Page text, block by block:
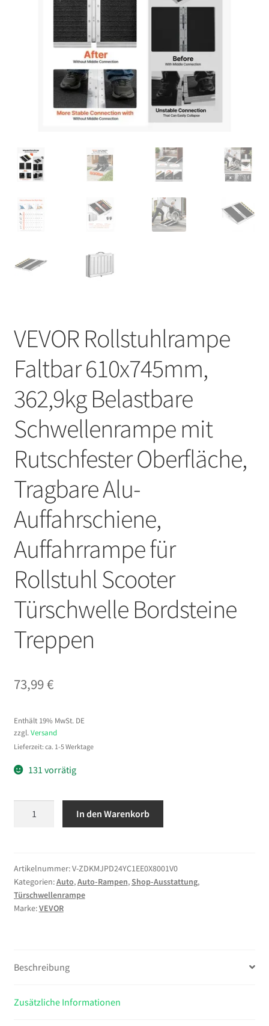
VEVOR Rollstuhlrampe
Faltbar 610x745mm,
362,9kg Belastbare
Schwellenrampe mit
Rutschfester Oberfläche,
Tragbare Alu-
Auffahrschiene,
Auffahrrampe für
Rollstuhl Scooter
Türschwelle Bordsteine
Treppen
73,99€
Enthält 19% MwSt. DE
zzgl. Versand
Lieferzeit: ca. 1-5 Werktage
131 vorrätig
362,9kg
Belastbare
Schwellenrampe
mit
Alu-
Auffahrrampe
In den Warenkorb
Artikelnummer:V-ZDKMJPD24YC1EE0X8001V0
Kategorien:Auto,Auto-Rampen,Shop-Ausstattung,
Türschwellenrampe
Marke:VEVOR
Beschreibung
Zusätzliche Informationen